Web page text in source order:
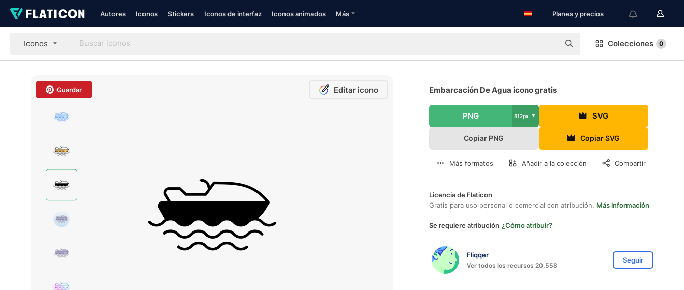
Autores Iconos Stickers Iconos de interfaz Iconos animados Más Planes y precios
Iconos Colecciones 0
Guardar Editar icono Embarcación De Agua icono gratis
PNG 512px SVG
Copiar PNG Copiar SVG
Más formatos Añadir a la colección Compartir
Licencia de Flaticon
Gratis para uso personal o comercial con atribución. Más información
Se requiere atribución ¿Cómo atribuir?
Fliqqer
Ver todos los recursos 20,558
Seguir